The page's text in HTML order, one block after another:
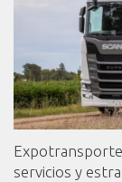
servicios y